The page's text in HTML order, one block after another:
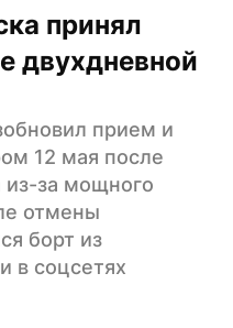
принял
двухдневной
прием и
12 мая после
из-за мощного
отмены
борт из
в соцсетях